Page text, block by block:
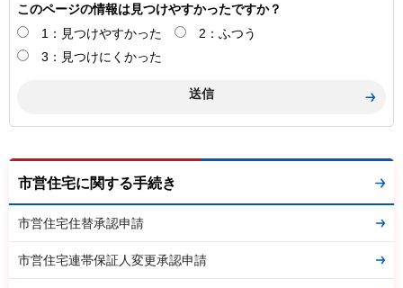
このページの情報は見つけやすかったですか？
1：見つけやすかった
2：ふつう
3：見つけにくかった
市営住宅に関する手続き
市営住宅住替承認申請
市営住宅連帯保証人変更承認申請